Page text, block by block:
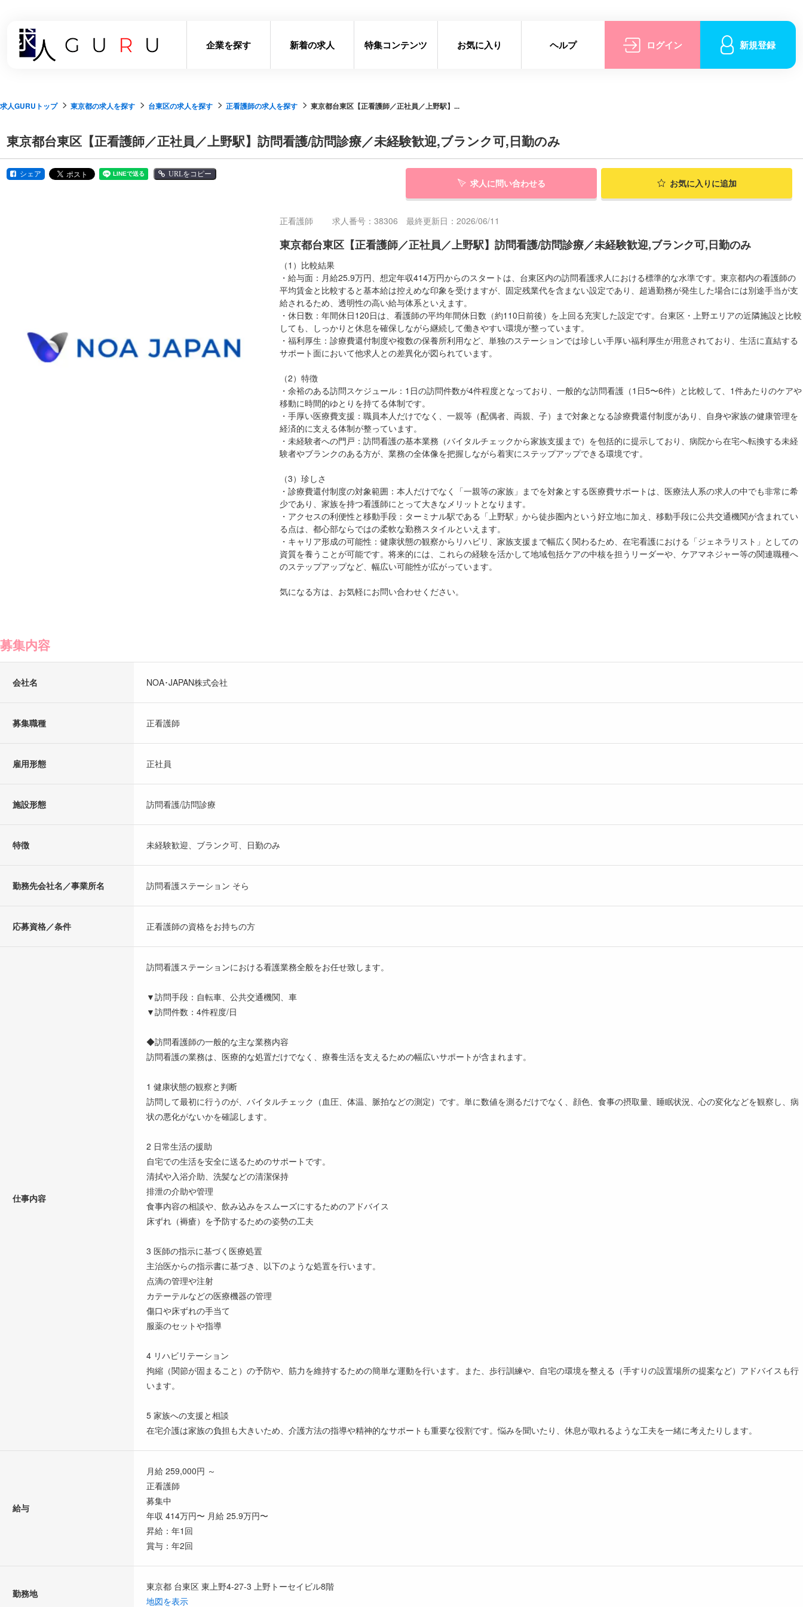
企業を探す 新着の求人 特集コンテンツ お気に入り ヘルプ ログイン 新規登録
求人GURUトップ 東京都の求人を探す 台東区の求人を探す 正看護師の求人を探す 東京都台東区【正看護師／正社員／上野駅】...
東京都台東区【正看護師／正社員／上野駅】訪問看護/訪問診療／未経験歓迎,ブランク可,日勤のみ
シェア URLをコピー
求人に問い合わせる お気に入りに追加
正看護師 求人番号：38306 最終更新日：2026/06/11
東京都台東区【正看護師／正社員／上野駅】訪問看護/訪問診療／未経験歓迎,ブランク可,日勤のみ
（1）比較結果
・給与面：月給25.9万円、想定年収414万円からのスタートは、台東区内の訪問看護求人における標準的な水準です。東京都内の看護師の
平均賃金と比較すると基本給は控えめな印象を受けますが、固定残業代を含まない設定であり、超過勤務が発生した場合には別途手当が支
給されるため、透明性の高い給与体系といえます。
・休日数：年間休日120日は、看護師の平均年間休日数（約110日前後）を上回る充実した設定です。台東区・上野エリアの近隣施設と比較
しても、しっかりと休息を確保しながら継続して働きやすい環境が整っています。
・福利厚生：診療費還付制度や複数の保養所利用など、単独のステーションでは珍しい手厚い福利厚生が用意されており、生活に直結する
サポート面において他求人との差異化が図られています。
（2）特徴
・余裕のある訪問スケジュール：1日の訪問件数が4件程度となっており、一般的な訪問看護（1日5〜6件）と比較して、1件あたりのケアや
移動に時間的ゆとりを持てる体制です。
・手厚い医療費支援：職員本人だけでなく、一親等（配偶者、両親、子）まで対象となる診療費還付制度があり、自身や家族の健康管理を
経済的に支える体制が整っています。
・未経験者への門戸：訪問看護の基本業務（バイタルチェックから家族支援まで）を包括的に提示しており、病院から在宅へ転換する未経
験者やブランクのある方が、業務の全体像を把握しながら着実にステップアップできる環境です。
（3）珍しさ
・診療費還付制度の対象範囲：本人だけでなく「一親等の家族」までを対象とする医療費サポートは、医療法人系の求人の中でも非常に希
少であり、家族を持つ看護師にとって大きなメリットとなります。
・アクセスの利便性と移動手段：ターミナル駅である「上野駅」から徒歩圏内という好立地に加え、移動手段に公共交通機関が含まれてい
る点は、都心部ならではの柔軟な勤務スタイルといえます。
・キャリア形成の可能性：健康状態の観察からリハビリ、家族支援まで幅広く関わるため、在宅看護における「ジェネラリスト」としての
資質を養うことが可能です。将来的には、これらの経験を活かして地域包括ケアの中核を担うリーダーや、ケアマネジャー等の関連職種へ
のステップアップなど、幅広い可能性が広がっています。
気になる方は、お気軽にお問い合わせください。
募集内容
会社名 NOA･JAPAN株式会社
募集職種 正看護師
雇用形態 正社員
施設形態 訪問看護/訪問診療
特徴 未経験歓迎、ブランク可、日勤のみ
勤務先会社名／事業所名 訪問看護ステーション そら
応募資格／条件 正看護師の資格をお持ちの方
仕事内容
訪問看護ステーションにおける看護業務全般をお任せ致します。
▼訪問手段：自転車、公共交通機関、車
▼訪問件数：4件程度/日
◆訪問看護師の一般的な主な業務内容
訪問看護の業務は、医療的な処置だけでなく、療養生活を支えるための幅広いサポートが含まれます。
1 健康状態の観察と判断
訪問して最初に行うのが、バイタルチェック（血圧、体温、脈拍などの測定）です。単に数値を測るだけでなく、顔色、食事の摂取量、睡眠状況、心の変化などを観察し、病
状の悪化がないかを確認します。
2 日常生活の援助
自宅での生活を安全に送るためのサポートです。
清拭や入浴介助、洗髪などの清潔保持
排泄の介助や管理
食事内容の相談や、飲み込みをスムーズにするためのアドバイス
床ずれ（褥瘡）を予防するための姿勢の工夫
3 医師の指示に基づく医療処置
主治医からの指示書に基づき、以下のような処置を行います。
点滴の管理や注射
カテーテルなどの医療機器の管理
傷口や床ずれの手当て
服薬のセットや指導
4 リハビリテーション
拘縮（関節が固まること）の予防や、筋力を維持するための簡単な運動を行います。また、歩行訓練や、自宅の環境を整える（手すりの設置場所の提案など）アドバイスも行
います。
5 家族への支援と相談
在宅介護は家族の負担も大きいため、介護方法の指導や精神的なサポートも重要な役割です。悩みを聞いたり、休息が取れるような工夫を一緒に考えたりします。
給与
月給 259,000円 ～
正看護師
募集中
年収 414万円〜 月給 25.9万円〜
昇給：年1回
賞与：年2回
勤務地
東京都 台東区 東上野4-27-3 上野トーセイビル8階
地図を表示